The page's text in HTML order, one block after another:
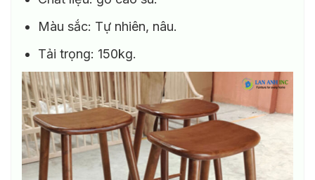
Màu sắc: Tự nhiên, nâu.
Tải trọng: 150kg.